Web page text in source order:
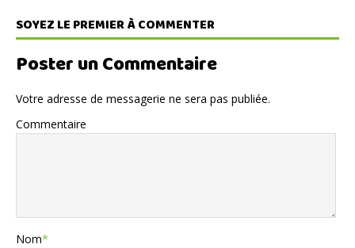
SOYEZ LE PREMIER À COMMENTER
Poster un Commentaire
Votre adresse de messagerie ne sera pas publiée.
Commentaire
Nom*